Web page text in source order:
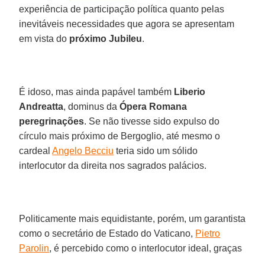
experiência de participação política quanto pelas
inevitáveis necessidades que agora se apresentam
em vista do próximo Jubileu.
É idoso, mas ainda papável também Liberio
Andreatta, dominus daÓpera Romana
peregrinações. Se não tivesse sido expulso do
círculo mais próximo de Bergoglio, até mesmo o
cardealAngelo Becciu teria sido um sólido
interlocutor da direita nos sagrados palácios.
Politicamente mais equidistante, porém, um garantista
como o secretário de Estado do Vaticano, Pietro
Parolin, é percebido como o interlocutor ideal, graças